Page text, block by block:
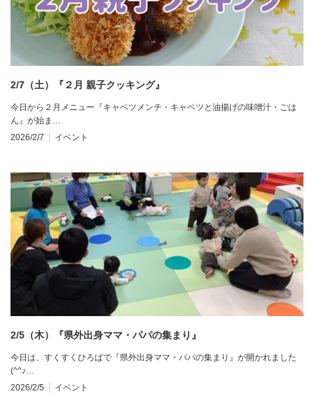
2/7（土）『２月 親子クッキング』
今日から２月メニュー『キャベツメンチ・キャベツと油揚げの味噌汁・ごは
ん』が始ま…
2026/2/7
イベント
2/5（木）『県外出身ママ・パパの集まり』
今日は、すくすくひろばで『県外出身ママ・パパの集まり』が開かれました
(^^♪…
2026/2/5
イベント